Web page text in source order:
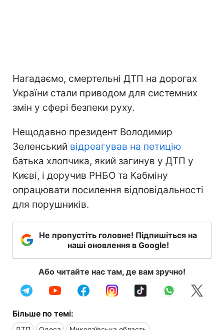
Нагадаємо, смертельні ДТП на дорогах
України стали приводом для системних
змін у сфері безпеки руху.
Нещодавно президент Володимир
Зеленський відреагував на петицію
батька хлопчика, який загинув у ДТП у
Києві, і доручив РНБО та Кабміну
опрацювати посилення відповідальності
для порушників.
Не пропустіть головне! Підпишіться на
наші оновлення в Google!
Або читайте нас там, де вам зручно!
Більше по темі: